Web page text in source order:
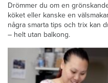
Drömmer du om en
köket eller kanske en
några smarta tips och trix kan
– helt utan balkong.